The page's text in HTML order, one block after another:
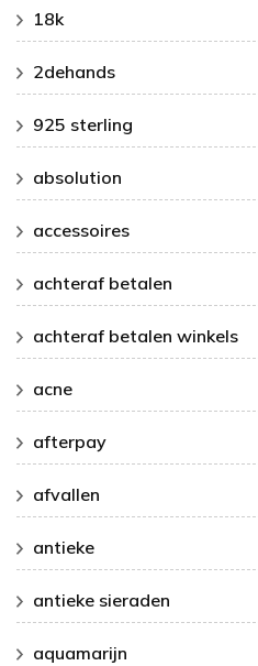
18k
2dehands
925 sterling
absolution
accessoires
achteraf betalen
achteraf betalen winkels
acne
afterpay
afvallen
antieke
antieke sieraden
aquamarijn